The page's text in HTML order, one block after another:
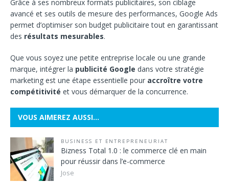
Grâce à ses nombreux formats publicitaires, son ciblage
avancé et ses outils de mesure des performances, Google Ads
permet d’optimiser son budget publicitaire tout en garantissant
des résultats mesurables.
Que vous soyez une petite entreprise locale ou une grande
marque, intégrer la publicité Google dans votre stratégie
marketing est une étape essentielle pour accroître votre
compétitivité et vous démarquer de la concurrence.
VOUS AIMEREZ AUSSI…
BUSINESS ET ENTREPRENEURIAT
Bizness Total 1.0 : le commerce clé en main
pour réussir dans l’e-commerce
Jose